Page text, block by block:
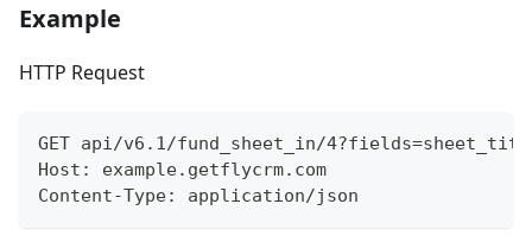
Example
HTTP Request
GET api/v6.1/fund_sheet_in/
Host: example.getflycrm.com
Content-Type: application/json